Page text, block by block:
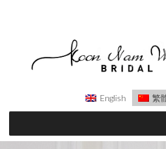
English 繁
content